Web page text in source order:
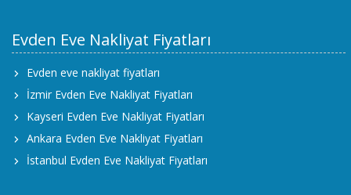
Evden Eve Nakliyat Fiyatları
Evden eve nakliyat fiyatları
İzmir Evden Eve Nakliyat Fiyatları
Kayseri Evden Eve Nakliyat Fiyatları
Ankara Evden Eve Nakliyat Fiyatları
İstanbul Evden Eve Nakliyat Fiyatları